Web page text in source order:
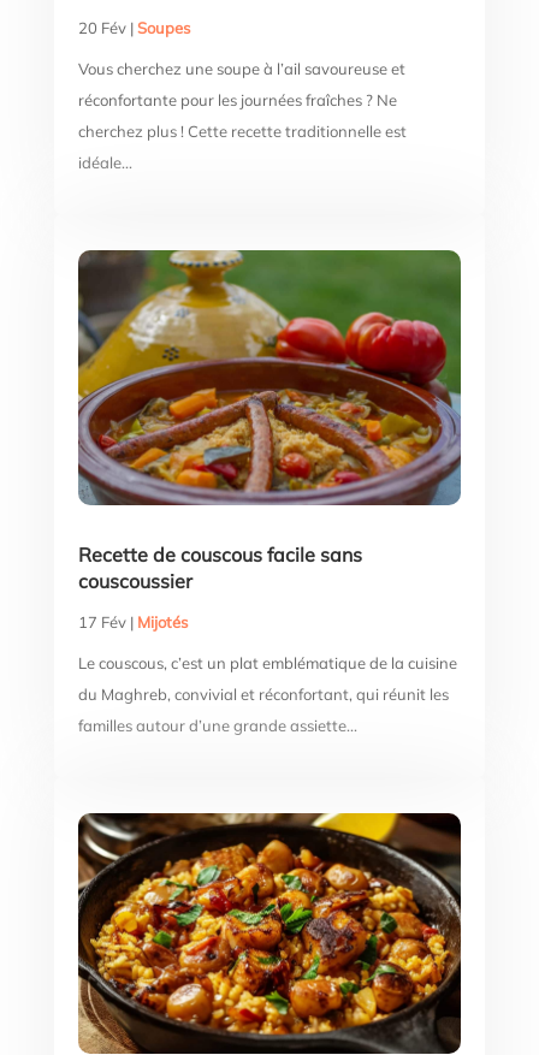
20 Fév|Soupes
Vous cherchez une soupe à l’ail savoureuse et
réconfortante pour les journées fraîches ? Ne
cherchez plus ! Cette recette traditionnelle est
idéale...
Recette de couscous facile sans
couscoussier
17 Fév| Mijotés
Le couscous, c’est un plat emblématique de la cuisine
du Maghreb, convivial et réconfortant, qui réunit les
familles autour d’une grande assiette...